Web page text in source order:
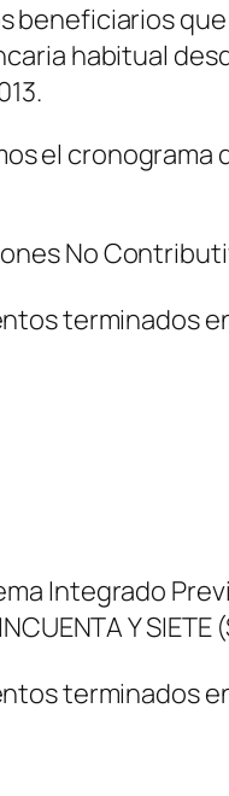
beneficiarios
habitual
el cronograma
No
terminados
Integrado
Y SIETE
terminados